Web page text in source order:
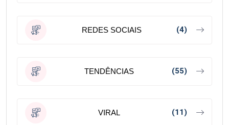
REDES SOCIAIS (4)
TENDÊNCIAS (55)
VIRAL (11)